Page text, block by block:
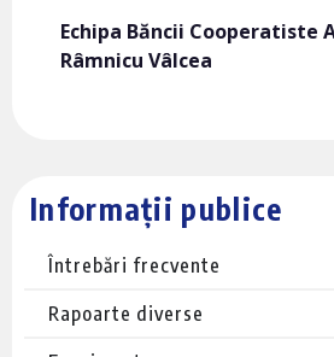
Informații publice
Întrebări frecvente
Rapoarte diverse
Echipa Băncii Cooperatiste
Râmnicu Vâlcea